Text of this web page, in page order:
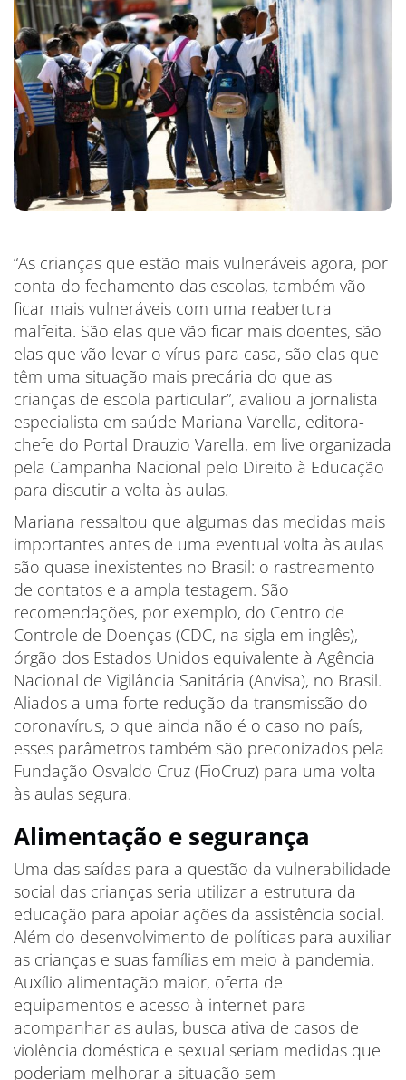
“As crianças que estão mais vulneráveis agora, por
conta do fechamento das escolas, também vão
ficar mais vulneráveis com uma reabertura
malfeita. São elas que vão ficar mais doentes, são
elas que vão levar o vírus para casa, são elas que
têm uma situação mais precária do que as
crianças de escola particular”, avaliou a jornalista
especialista em saúde Mariana Varella, editora-
chefe do Portal Drauzio Varella, em live organizada
pela Campanha Nacional pelo Direito à Educação
para discutir a volta às aulas.
Mariana ressaltou que algumas das medidas mais
importantes antes de uma eventual volta às aulas
são quase inexistentes no Brasil: o rastreamento
de contatos e a ampla testagem. São
recomendações, por exemplo, do Centro de
Controle de Doenças (CDC, na sigla em inglês),
órgão dos Estados Unidos equivalente à Agência
Nacional de Vigilância Sanitária (Anvisa), no Brasil.
Aliados a uma forte redução da transmissão do
coronavírus, o que ainda não é o caso no país,
esses parâmetros também são preconizados pela
Fundação Osvaldo Cruz (FioCruz) para uma volta
às aulas segura.
Alimentação e segurança
Uma das saídas para a questão da vulnerabilidade
social das crianças seria utilizar a estrutura da
educação para apoiar ações da assistência social.
Além do desenvolvimento de políticas para auxiliar
as crianças e suas famílias em meio à pandemia.
Auxílio alimentação maior, oferta de
equipamentos e acesso à internet para
acompanhar as aulas, busca ativa de casos de
violência doméstica e sexual seriam medidas que
poderiam melhorar a situação sem